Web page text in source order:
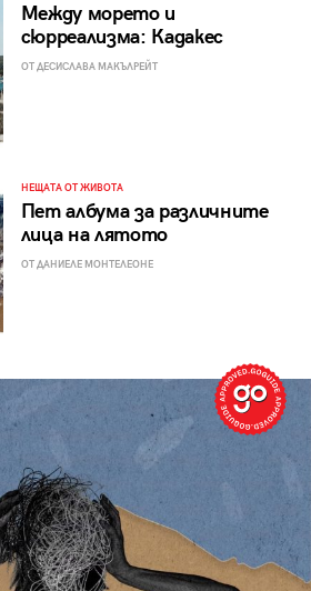
Между морето и
сюрреализма: Кадакес
ОТ ДЕСИСЛАВА МАКЪЛРЕЙТ
НЕЩАТА ОТ ЖИВОТА
Пет албума за различните
лица на лятото
ОТ ДАНИЕЛЕ МОНТЕЛЕОНЕ